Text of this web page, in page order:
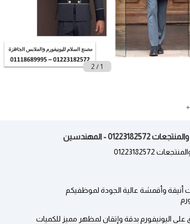
1
/
2
- المهندسين
01223182572
أنيقة وأقمشة عالية الجودة لموظفيكم
اليونيفورم بدقة وإتقان لمظهر مميز للكميات